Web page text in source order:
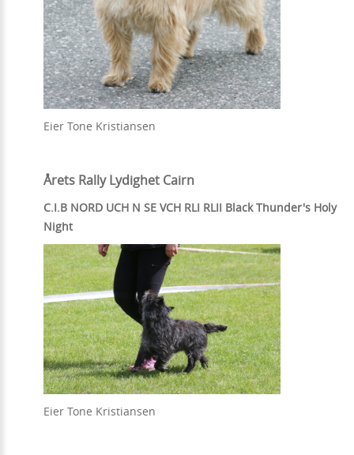
Eier Tone Kristiansen
Årets Rally Lydighet Cairn
C.I.B NORD UCH N SE VCH RLI RLII Black Thunder's Holy
Night
Eier Tone Kristiansen